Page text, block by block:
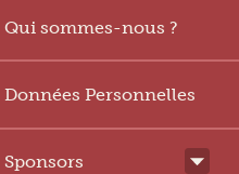
Qui sommes-nous ?
Données Personnelles
Sponsors